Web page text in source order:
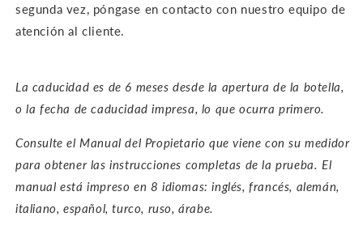
segunda vez, póngase en contacto con nuestro equipo de
atención al cliente.
La caducidad es de 6 meses desde la apertura de la botella,
o la fecha de caducidad impresa, lo que ocurra primero.
Consulte el Manual del Propietario que viene con su medidor
para obtener las instrucciones completas de la prueba. El
manual está impreso en 8 idiomas: inglés, francés, alemán,
italiano, español, turco, ruso, árabe.